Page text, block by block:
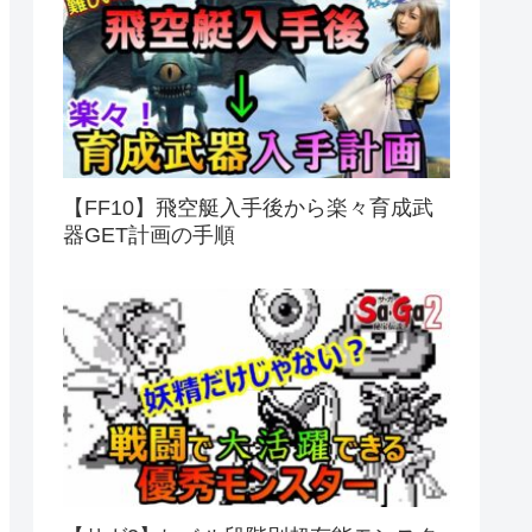
【FF10】飛空艇入手後から楽々育成武
器GET計画の手順